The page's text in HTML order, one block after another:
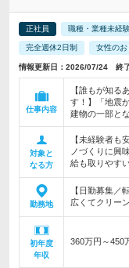
正社員 職種・業種未経
完全週休2日制 女性のお
情報更新日：2026/07/24 終
仕事内容
【誰もが知る
す！】「地震
建物の一部と
対象と
なる方
【未経験者も
ノづくりに興
給も取りやすい
勤務地
【日勤募集
広くてクリー
初年度
年収
360万円～450